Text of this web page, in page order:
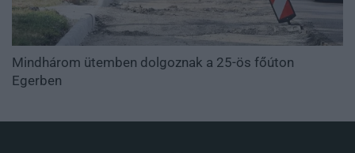
Mindhárom ütemben dolgoznak a 25-ös főúton
Egerben